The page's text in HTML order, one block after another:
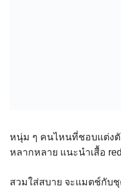
หนุ่ม ๆ คนไหนที่ชอบแต่ง
หลากหลาย แนะนำเสื้อ
สวมใส่สบาย จะแมตช์กับ